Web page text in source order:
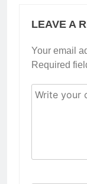
LEAVE A
Your email
Required